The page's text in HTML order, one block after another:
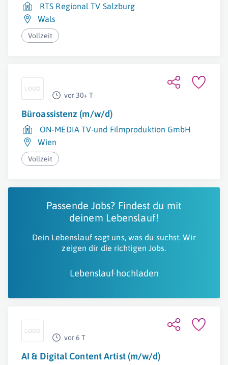
RTS Regional TV Salzburg
Wals
Vollzeit
vor 30+ T
Büroassistenz (m/w/d)
ON-MEDIA TV-und Filmproduktion GmbH
Wien
Vollzeit
Passende Jobs? Findest du mit
deinem Lebenslauf!
Dein Lebenslauf sagt uns, was du suchst. Wir
zeigen dir die richtigen Jobs.
Lebenslauf hochladen
vor 6 T
AI & Digital Content Artist (m/w/d)